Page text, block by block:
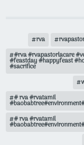
rva
#rva #rvapastorlacare
#feastday #happyfeast
#sacrifice
# rva #rvatamil
# rva #rvatamil